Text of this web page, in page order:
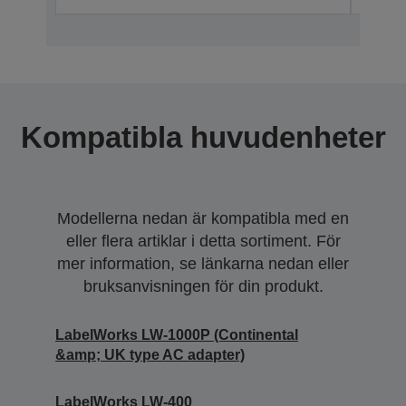
Kompatibla huvudenheter
Modellerna nedan är kompatibla med en
eller flera artiklar i detta sortiment. För
mer information, se länkarna nedan eller
bruksanvisningen för din produkt.
LabelWorks LW-1000P (Continental
&amp; UK type AC adapter)
LabelWorks LW-400